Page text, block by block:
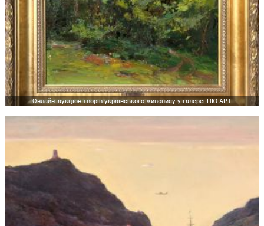
Онлайн-аукціон творів українського живопису у галереї НЮ АРТ